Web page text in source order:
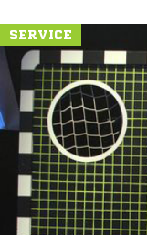
SERVICE